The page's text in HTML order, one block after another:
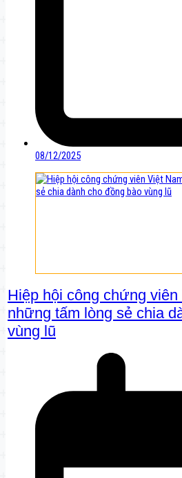
08/12/2025
Hiệp hội công chứng
những tấm lòng sẻ chia
vùng lũ